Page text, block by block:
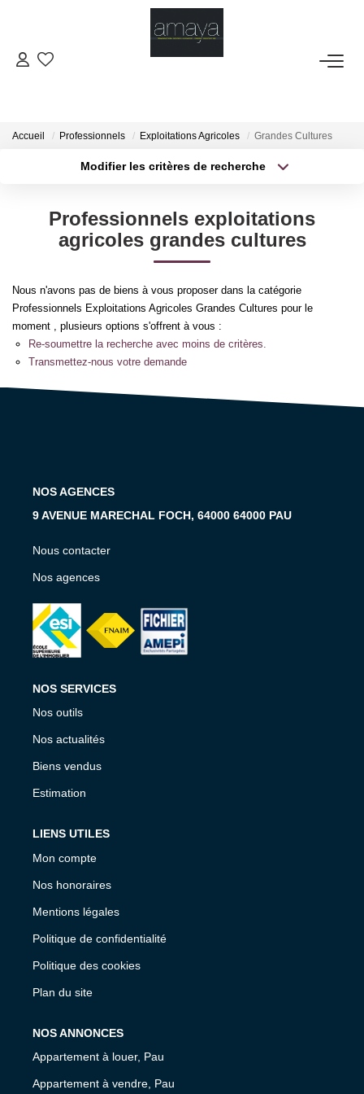
GESTION
NOS AGENCES
Notre Équipe
Notre Expertise
CONTACT
Accueil Professionnels Exploitations Agricoles Grandes Cultures
Modifier les critères de recherche
Sélectionnez...
Type de bien
Surface min
Créer une alerte
Professionnels exploitations
agricoles grandes cultures
Nous n'avons pas de biens à vous proposer dans la catégorie
Professionnels Exploitations Agricoles Grandes Cultures pour le
moment , plusieurs options s'offrent à vous :
Re-soumettre la recherche avec moins de critères.
Transmettez-nous votre demande
NOS AGENCES
9 AVENUE MARECHAL FOCH, 64000 64000 PAU
Nous contacter
Nos agences
NOS SERVICES
Nos outils
Nos actualités
Biens vendus
Estimation
LIENS UTILES
Mon compte
Nos honoraires
Mentions légales
Politique de confidentialité
Politique des cookies
Plan du site
NOS ANNONCES
Appartement à louer, Pau
Appartement à vendre, Pau